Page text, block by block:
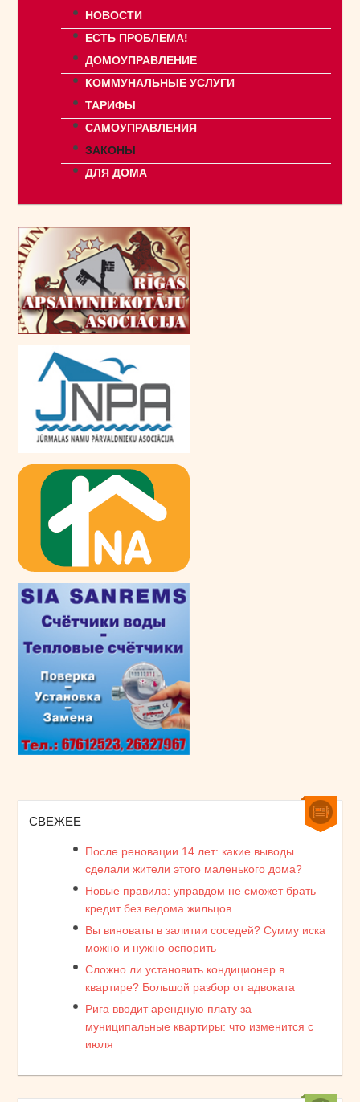
НОВОСТИ
ЕСТЬ ПРОБЛЕМА!
ДОМОУПРАВЛЕНИЕ
КОММУНАЛЬНЫЕ УСЛУГИ
ТАРИФЫ
САМОУПРАВЛЕНИЯ
ЗАКОНЫ
ДЛЯ ДОМА
СВЕЖЕЕ
После реновации 14 лет: какие выводы
сделали жители этого маленького дома?
Новые правила: управдом не сможет брать
кредит без ведома жильцов
Вы виноваты в залитии соседей? Сумму иска
можно и нужно оспорить
Сложно ли установить кондиционер в
квартире? Большой разбор от адвоката
Рига вводит арендную плату за
муниципальные квартиры: что изменится с
июля